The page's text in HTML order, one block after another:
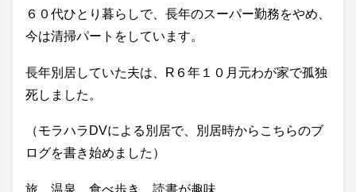
６０代ひとり暮らしで、長年のスーパー勤務をやめ、
今は清掃パートをしています。
長年別居していた夫は、R６年１０月元わが家で孤独
死しました。
（モラハラDVによる別居で、別居時からこちらのブ
ログを書き始めました）
旅、温泉、食べ歩き、読書が趣味